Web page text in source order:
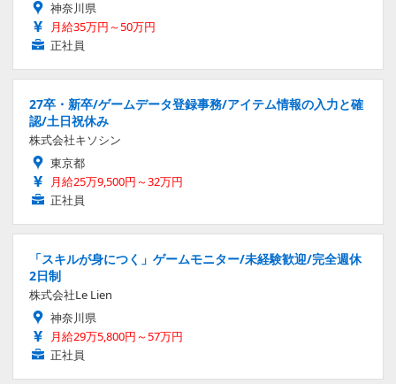
神奈川県
月給35万円～50万円
正社員
27卒・新卒/ゲームデータ登録事務/アイテム情報の入力と確
認/土日祝休み
株式会社キソシン
東京都
月給25万9,500円～32万円
正社員
「スキルが身につく」ゲームモニター/未経験歓迎/完全週休
2日制
株式会社Le Lien
神奈川県
月給29万5,800円～57万円
正社員